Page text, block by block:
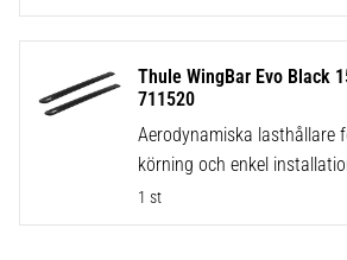
Thule WingBar Evo Black
711520
Aerodynamiska lasthållare
körning och enkel
1 st